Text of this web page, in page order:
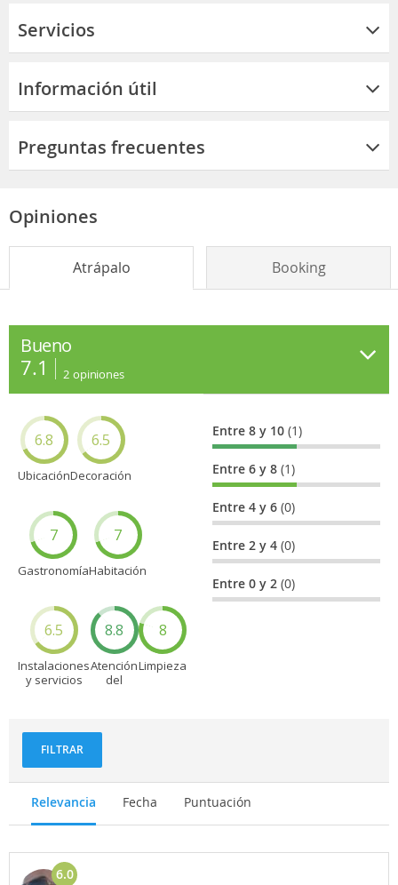
Servicios
Información útil
Preguntas frecuentes
Opiniones
Atrápalo Booking
Bueno
7.1 2 opiniones
6.8
Ubicación
6.5
Decoración
7
Gastronomía
7
Habitación
6.5
Instalaciones
y servicios
8.8
Atención
del
8
Limpieza
Entre 8 y 10(1)
Entre 6 y 8(1)
Entre 4 y 6(0)
Entre 2 y 4(0)
Entre 0 y 2(0)
FILTRAR
Relevancia Fecha Puntuación
6.0